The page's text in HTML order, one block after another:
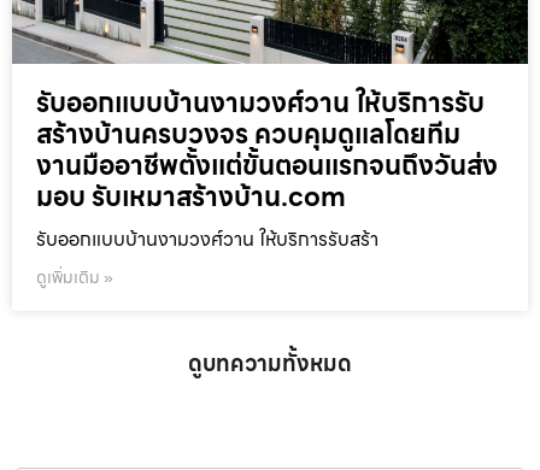
รับออกแบบบ้านงามวงศ์วาน ให้บริการรับ
สร้างบ้านครบวงจร ควบคุมดูแลโดยทีม
งานมืออาชีพตั้งแต่ขั้นตอนแรกจนถึงวันส่ง
มอบ รับเหมาสร้างบ้าน.com
รับออกแบบบ้านงามวงศ์วาน ให้บริการรับสร้า
ดูเพิ่มเติม »
ดูบทความทั้งหมด